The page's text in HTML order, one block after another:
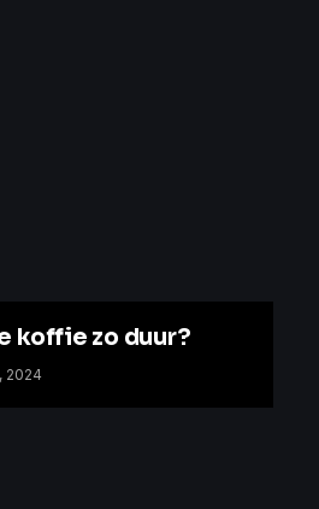
koffie zo duur?
2024